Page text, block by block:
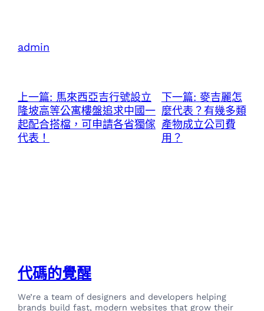
admin
上一篇: 馬來西亞吉行號設立
隆坡高等公寓樓盤追求中國一
起配合搭檔，可申請各省獨傢
代表！
下一篇: 麥吉麗怎
麼代表？有幾多類
產物成立公司費
用？
代碼的覺醒
We’re a team of designers and developers helping
brands build fast, modern websites that grow their